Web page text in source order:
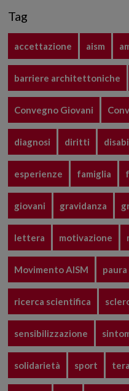
Tag
accettazione aism
barriere architettoniche
Convegno Giovani
diagnosi diritti
esperienze famiglia
giovani gravidanza
lettera motivazione
Movimento AISM paura
ricerca scientifica
sensibilizzazione
solidarietà sport